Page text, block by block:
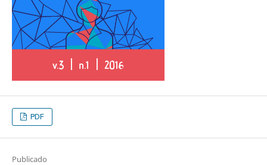
PDF
Publicado